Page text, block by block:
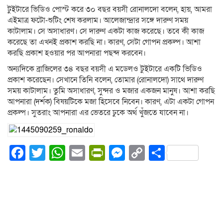
টুইটারে ভিডিও পোস্ট করে ৩০ বছর বয়সী রোনালদো বলেন, হায়, আমরা
এইমাত্র ফটো-শুটিং শেষ করলাম। আলেজান্দ্রার সঙ্গে দারুণ সময়
কাটালাম। সে অসাধারণ। সে দারুণ একটা কাজ করেছে। তবে কী কাজ
করেছে তা এখনই প্রকাশ করছি না। কারণ, সেটা গোপন প্রকল্প। আশা
করছি প্রকাশ হওয়ার পর আপনারা পছন্দ করবেন।
অন্যদিকে ব্রাজিলের ৩৪ বছর বয়সী এ মডেলও টুইটারে একটি ভিডিও
প্রকাশ করেছেন। সেখানে তিনি বলেন, তোমার (রোনালদো) সাথে দারুণ
সময় কাটালাম। তুমি অসাধারণ, সুন্দর ও মজার একজন মানুষ। আশা করছি
আপনারা (দর্শক) বিষয়টিকে মজা হিসেবে নিবেন। কারণ, এটা একটা গোপন
প্রকল্প। সুতরাং আপনারা এর ভেতরে ঢুকে অর্থ খুঁজতে যাবেন না।
Facebook
Twitter
WhatsApp
EmailPrintFriendly
Messenger
CopyShare